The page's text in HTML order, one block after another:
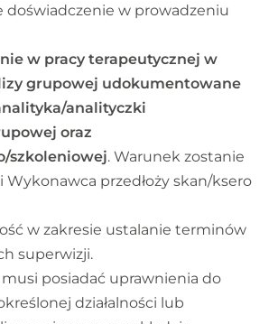
doświadczenie w prowadzeniu
w pracy terapeutycznej w
grupowej udokumentowane
analityczki
oraz
szkoleniowej. Warunek zostanie
Wykonawca przedłoży skan/ksero
w zakresie ustalanie terminów
superwizji.
posiadać uprawnienia do
działalności lub